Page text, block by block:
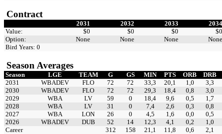
Contract
2031 2032 2033
Value:
$0 $0 $0
Option:
None None None
Bird Years: 0
Season Averages
Season LGE TEAM G GS MIN PTS ORB
DRB
2031
WBADEV FLO 72 72 33,3 20,1 1,0
3,3
2030
WBADEV FLO 72 72 29,3 18,4 0,8
3,0
2029
WBA LV 59 0 18,4 9,6 0,5
1,7
2028
WBA LV 31 0 7,4 2,6 0,3
0,8
2027
WBA LON 26 0 4,5 1,6 0,0
0,5
2026
WBADEV DUB 52 14 12,3 4,1 0,2
1,0
Career
312 158 21,1 11,8 0,6 2,1